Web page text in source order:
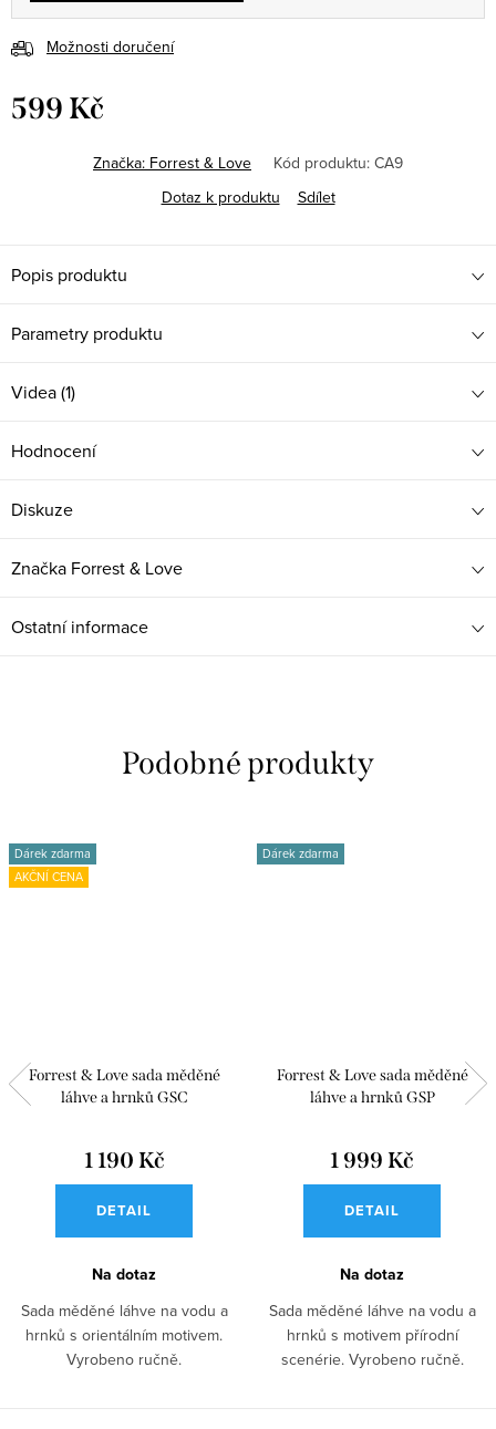
Možnosti doručení
599 Kč
Značka: Forrest & Love Kód produktu: CA9
Dotaz k produktu
Sdílet
Popis produktu
Parametry produktu
Videa (1)
Hodnocení
Diskuze
Značka Forrest & Love
Ostatní informace
Dárek zdarma
AKČNÍ CENA
Forrest & Love sada měděné
láhve a hrnků GSC
1 190 Kč
DETAIL
Na dotaz
Sada měděné láhve na vodu a
hrnků s orientálním motivem.
Vyrobeno ručně.
Dárek zdarma
Forrest & Love sada měděné
láhve a hrnků GSP
1 999 Kč
DETAIL
Na dotaz
Sada měděné láhve na vodu a
hrnků s motivem přírodní
scenérie. Vyrobeno ručně.